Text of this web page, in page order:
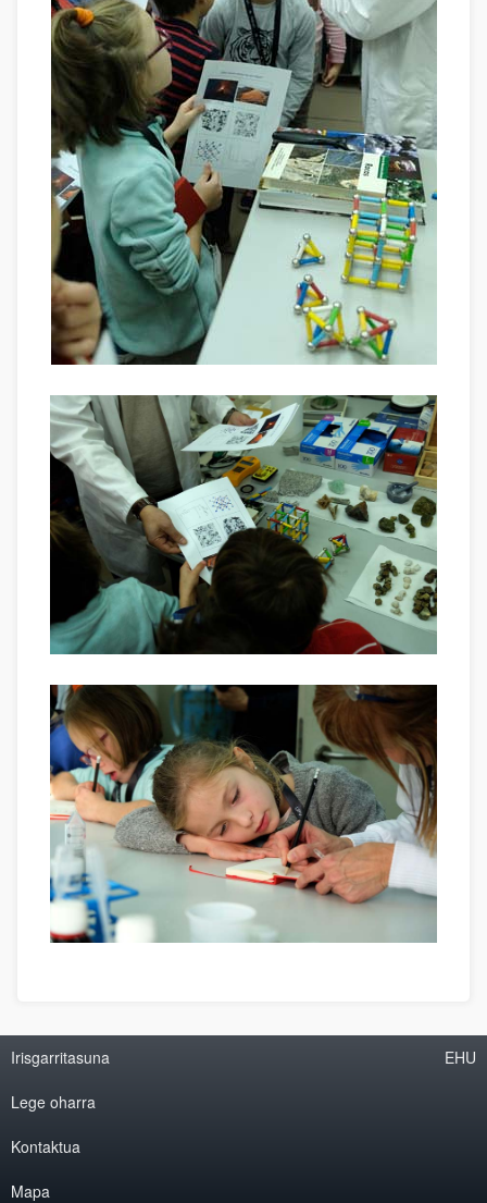
Irisgarritasuna
Lege oharra
Kontaktua
Mapa
EHU